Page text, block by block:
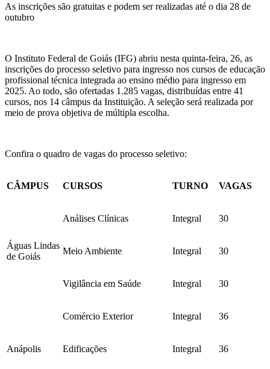
As inscrições são gratuitas e podem ser realizadas até o dia 28 de
outubro
O Instituto Federal de Goiás (IFG) abriu nesta quinta-feira, 26, as
inscrições do processo seletivo para ingresso nos cursos de educação
profissional técnica integrada ao ensino médio para ingresso em
2025. Ao todo, são ofertadas 1.285 vagas, distribuídas entre 41
cursos, nos 14 câmpus da Instituição. A seleção será realizada por
meio de prova objetiva de múltipla escolha.
Confira o quadro de vagas do processo seletivo:
CÂMPUS CURSOS TURNO VAGAS
Águas Lindas
de Goiás
Análises Clínicas Integral 30
Meio Ambiente Integral 30
Vigilância em Saúde Integral 30
Anápolis
Comércio Exterior Integral 36
Edificações Integral 36